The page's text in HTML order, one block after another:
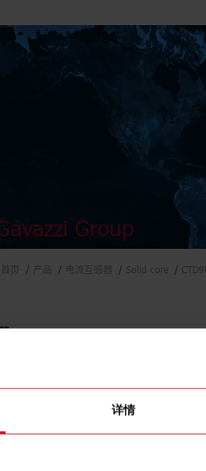
详情
Group
首页 产品 电流互感器 Solid core